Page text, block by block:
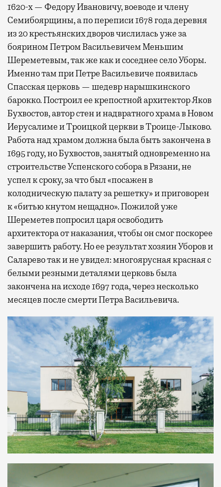
1620-х — Федору Ивановичу, воеводе и члену
Семибоярщины, а по переписи 1678 года деревня
из 20 крестьянских дворов числилась уже за
боярином Петром Васильевичем Меньшим
Шереметевым, так же как и соседнее село Уборы.
Именно там при Петре Васильевиче появилась
Спасская церковь — шедевр нарышкинского
барокко. Построил ее крепостной архитектор Яков
Бухвостов, автор стен и надвратного храма в Новом
Иерусалиме и Троицкой церкви в Троице-Лыково.
Работа над храмом должна была быть закончена в
1695 году, но Бухвостов, занятый одновременно на
строительстве Успенского собора в Рязани, не
успел к сроку, за что был «посажен в
колодническую палату за решетку» и приговорен
к «битью кнутом нещадно». Пожилой уже
Шереметев попросил царя освободить
архитектора от наказания, чтобы он смог поскорее
завершить работу. Но ее результат хозяин Уборов и
Саларево так и не увидел: многоярусная красная с
белыми резными деталями церковь была
закончена на исходе 1697 года, через несколько
месяцев после смерти Петра Васильевича.